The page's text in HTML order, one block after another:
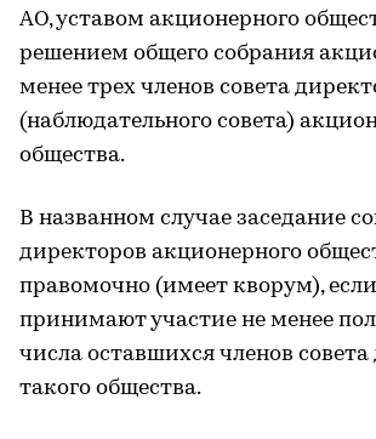
АО, уставом акционерного
решением общего собрания
менее трех членов совета
(наблюдательного совета)
общества.
В названном случае заседание
директоров акционерного
правомочно (имеет кворум),
принимают участие не менее
числа оставшихся членов
такого общества.